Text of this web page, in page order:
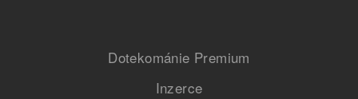
Dotekománie Premium
Inzerce